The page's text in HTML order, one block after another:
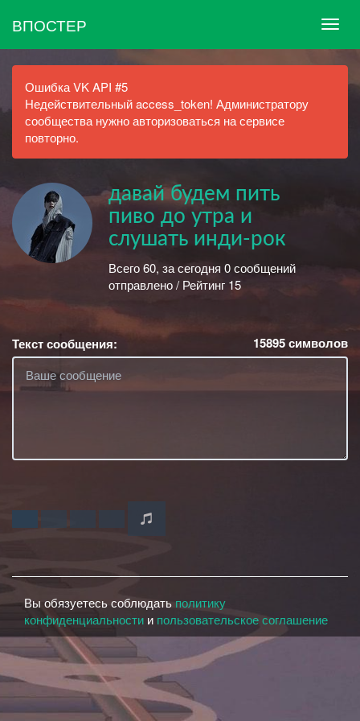
ВПОСТЕР
Ошибка VK API #5
Недействительный access_token! Администратору
сообщества нужно авторизоваться на сервисе
повторно.
давай будем пить
пиво до утра и
слушать инди-рок
Всего 60, за сегодня 0 сообщений
отправлено / Рейтинг 15
Текст сообщения: 15895символов
Вы обязуетесь соблюдать политику
конфиденциальности и пользовательское соглашение